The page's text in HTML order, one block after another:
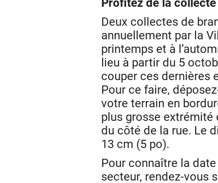
Profitez de la
Deux collectes de
annuellement par la
printemps et à
lieu à partir du 5
couper ces dernières
Pour ce faire,
votre terrain en
plus grosse extrémité
du côté de la rue. Le
13 cm (5 po).
Pour connaître la
secteur, rendez-vous